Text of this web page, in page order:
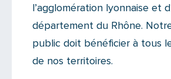
l’agglomération lyonnaise et
département du Rhône.
public doit bénéficier à tous
de nos territoires.